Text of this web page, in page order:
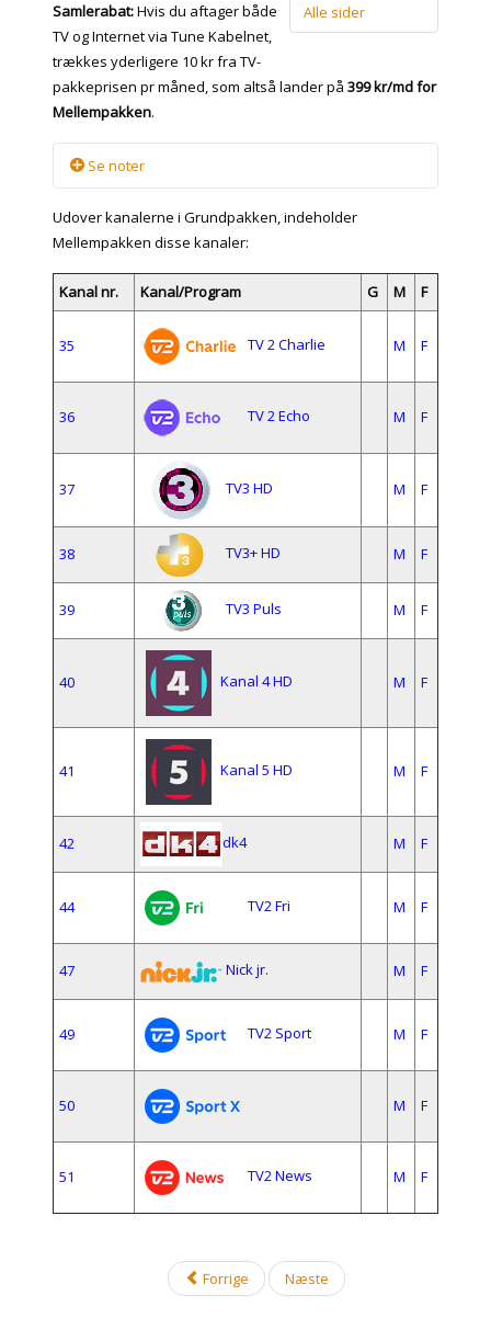
Alle sider
Samlerabat:Hvis du aftager både
TV og Internet via Tune Kabelnet,
trækkes yderligere 10 kr fra TV-
pakkeprisen pr måned, som altså lander på 399 kr/md for
Mellempakken.
Se noter
Bemærk: Beløbet ovenfor er ekskl. teknisk kontingent
pr md / år: 35 / 420 kr. Dette tekniske kontingent har
aftager Internet.
For lejere i Greve boligselskab opkræves det tekniske
kontingent af Greve Boligselskab.
Udover kanalerne i Grundpakken, indeholder
Mellempakken disse kanaler:
Kanal nr. Kanal/Program G M F
35 TV 2 Charlie M F
36 TV 2 Echo M F
37 TV3 HD M F
38 TV3+ HD M F
39 TV3 Puls M F
40 Kanal 4 HD M F
41 Kanal 5 HD M F
42 dk4 M F
44 TV2 Fri M F
47 Nick jr. M F
49 TV2 Sport M F
50 M F
51 TV2 News M F
Forrige Næste